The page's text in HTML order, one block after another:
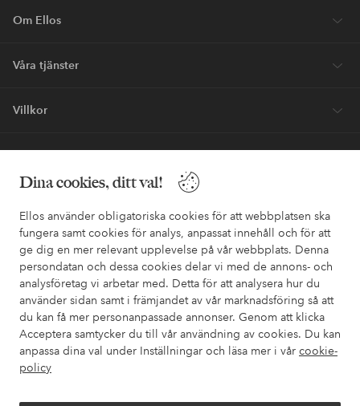
Dina cookies, ditt val!
Ellos använder obligatoriska cookies för att webbplatsen ska
fungera samt cookies för analys, anpassat innehåll och för att
ge dig en mer relevant upplevelse på vår webbplats. Denna
persondatan och dessa cookies delar vi med de annons- och
analysföretag vi arbetar med. Detta för att analysera hur du
använder sidan samt i främjandet av vår marknadsföring så att
du kan få mer personanpassade annonser. Genom att klicka
Acceptera samtycker du till vår användning av cookies. Du kan
anpassa dina val under Inställningar och läsa mer i vår cookie-
policy
Om Ellos
Våra tjänster
Villkor
Vänner
Säkra betalningar - Betala direkt eller dela upp
Vill du veta mer om våra betalalternativ?
elpy elpy